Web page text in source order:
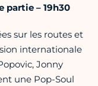
partie – 19h30
sur les routes et
internationale
Jonny
une Pop-Soul